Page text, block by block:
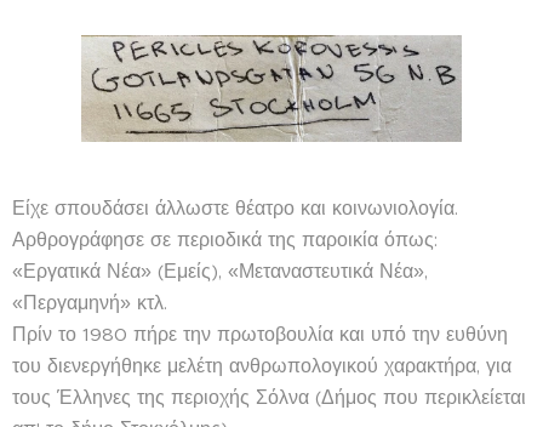
Είχε σπουδάσει άλλωστε θέατρο και κοινωνιολογία.
Αρθρογράφησε σε περιοδικά της παροικία όπως:
«Εργατικά Νέα» (Εμείς), «Μεταναστευτικά Νέα»,
«Περγαμηνή» κτλ.
Πρίν το 1980 πήρε την πρωτοβουλία και υπό την ευθύνη
του διενεργήθηκε μελέτη ανθρωπολογικού χαρακτήρα, για
τους Έλληνες της περιοχής Σόλνα (Δήμος που περικλείεται